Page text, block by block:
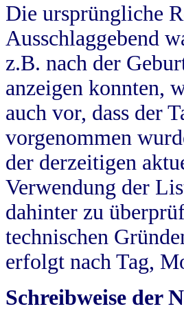
Die ursprüngliche
Ausschlaggebend
z.B. nach der
anzeigen konnten,
auch vor, dass der
vorgenommen
der derzeitigen
Verwendung der
dahinter zu
technischen
erfolgt nach Tag,
Schreibweise der